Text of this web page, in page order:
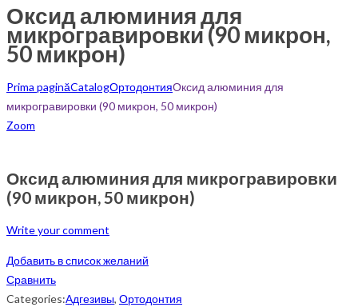
Оксид алюминия для
микрогравировки (90 микрон,
50 микрон)
Prima paginăCatalogОртодонтияОксид алюминия для
микрогравировки (90 микрон, 50 микрон)
Zoom
Оксид алюминия для микрогравировки
(90 микрон, 50 микрон)
Write your comment
Добавить в список желаний
Сравнить
Categories:Адгезивы, Ортодонтия